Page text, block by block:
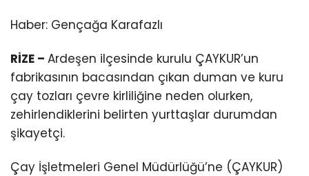
Haber: Gençağa Karafazlı
RİZE – Ardeşen ilçesinde kurulu ÇAYKUR’un
fabrikasının bacasından çıkan duman ve kuru
çay tozları çevre kirliliğine neden olurken,
zehirlendiklerini belirten yurttaşlar durumdan
şikayetçi.
Çay İşletmeleri Genel Müdürlüğü’ne (ÇAYKUR)